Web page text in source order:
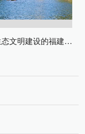
数字生态文明建设的福建路径与启示